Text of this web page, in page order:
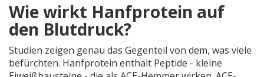
Wie wirkt Hanfprotein auf
den Blutdruck?
Studien zeigen genau das Gegenteil von dem, was viele
befürchten. Hanfprotein enthält Peptide - kleine